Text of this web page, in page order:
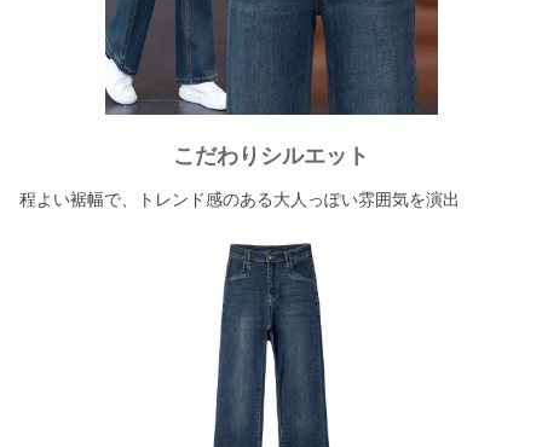
こだわりシルエット
程よい裾幅で、トレンド感のある大人っぽい雰囲気を演出